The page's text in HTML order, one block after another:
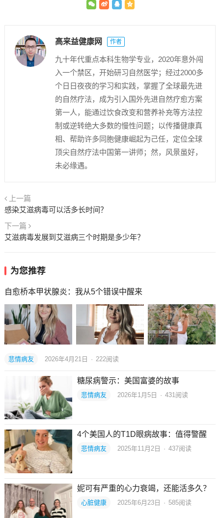
高来益健康网 作者
九十年代重点本科生物学专业，2020年意外闯
入一个禁区，开始研习自然医学；经过2000多
个日日夜夜的学习和实践，掌握了全球最先进
的自然疗法，成为引入国外先进自然疗愈方案
第一人，能通过饮食改变和营养补充等方法控
制或逆转绝大多数的慢性问题；以传播健康真
相、帮助许多同胞健康崛起为己任，定位全球
顶尖自然疗法中国第一讲师；然，风景虽好，
未必缘遇。
上一篇
感染艾滋病毒可以活多长时间？
下一篇
艾滋病毒发展到艾滋病三个时期是多少年？
为您推荐
自愈桥本甲状腺炎：我从5个错误中醒来
悲情病友 2026年4月21日 · 222阅读
糖尿病警示：美国富婆的故事
悲情病友 2026年1月5日 · 431 阅读
4个美国人的T1D眼病故事：值得警醒
悲情病友 2025年11月2日 · 437阅读
妮可有严重的心力衰竭，还能活多久？
心脏健康 2025年6月23日 · 585阅读